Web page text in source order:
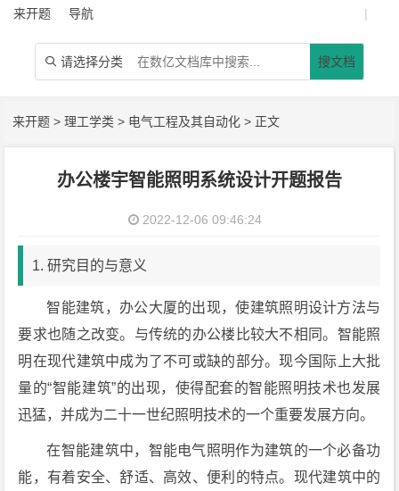
来开题 导航 |
 请选择分类 搜文档
来开题 >理工学类 > 电气工程及其自动化 > 正文
办公楼宇智能照明系统设计开题报告
2022-12-06 09:46:24
1. 研究目的与意义
智能建筑，办公大厦的出现，使建筑照明设计方法与
要求也随之改变。与传统的办公楼比较大不相同。智能照
明在现代建筑中成为了不可或缺的部分。现今国际上大批
量的“智能建筑”的出现，使得配套的智能照明技术也发展
迅猛，并成为二十一世纪照明技术的一个重要发展方向。
在智能建筑中，智能电气照明作为建筑的一个必备功
能，有着安全、舒适、高效、便利的特点。现代建筑中的